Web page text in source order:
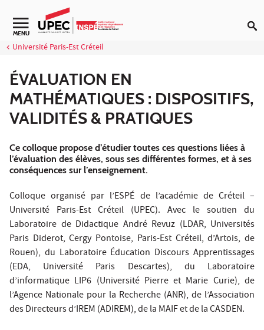
Aller au contenu
MENU
Université Paris-Est Créteil
ÉVALUATION EN
MATHÉMATIQUES : DISPOSITIFS,
VALIDITÉS & PRATIQUES
Ce colloque propose d’étudier toutes ces questions liées à
l’évaluation des élèves, sous ses différentes formes, et à ses
conséquences sur l’enseignement.
Colloque organisé par l’ESPÉ de l’académie de Créteil –
Université Paris-Est Créteil (UPEC). Avec le soutien du
Laboratoire de Didactique André Revuz (LDAR, Universités
Paris Diderot, Cergy Pontoise, Paris-Est Créteil, d’Artois, de
Rouen), du Laboratoire Éducation Discours Apprentissages
(EDA, Université Paris Descartes), du Laboratoire
d’informatique LIP6 (Université Pierre et Marie Curie), de
l’Agence Nationale pour la Recherche (ANR), de l’Association
des Directeurs d’IREM (ADIREM), de la MAIF et de la CASDEN.